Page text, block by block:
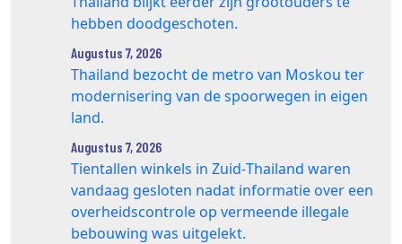
hebben doodgeschoten.
Augustus 7, 2026
Thailand bezocht de metro van Moskou ter
modernisering van de spoorwegen in eigen
land.
Augustus 7, 2026
Tientallen winkels in Zuid‑Thailand waren
vandaag gesloten nadat informatie over een
overheidscontrole op vermeende illegale
bebouwing was uitgelekt.